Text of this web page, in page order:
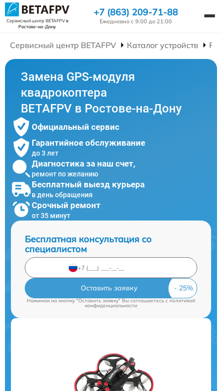
Сервисный центр BETAFPVв
Ростове-на-Дону
+7 (863) 209-71-88
Ежедневно с 9:00 до 21:00
Сервисный центр BETAFPV Каталог устройств
Замена GPS-модуля
квадрокоптера
BETAFPV в Ростове-на-Дону
Официальный сервис
Гарантийное обслуживание
до 3 лет
Диагностика за наш счет,
ремонт по желанию
Бесплатный выезд курьера
в день обращения
Срочный ремонт
от 35 минут
Бесплатная консультация со
специалистом
Оставить заявку
Нажимая на кнопку "Оставить заявку" Вы соглашаетесь c политикой
конфиденциальности